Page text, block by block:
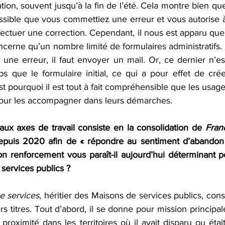
souvent jusqu’à la fin de l’été. Cela montre bien
que vous commettiez une erreur et vous autorise
une correction. Cependant, il nous est apparu
qu’un nombre limité de formulaires administratifs.
une erreur, il faut envoyer un mail. Or, ce dernier
que le formulaire initial, ce qui a pour effet de
pourquoi il est tout à fait compréhensible que les
les accompagner dans leurs démarches.
axes de travail consiste en la consolidation de
2020 afin de « répondre au sentiment d’abandon
renforcement vous paraît-il aujourd’hui déterminant
publics ?
services, héritier des Maisons de services publics,
titres. Tout d’abord, il se donne pour mission
dans les territoires où il avait disparu ou